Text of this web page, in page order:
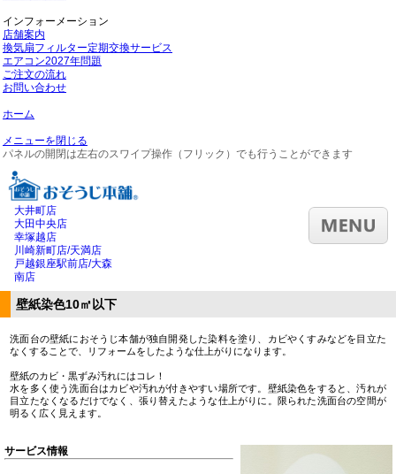
インフォーメーション
店舗案内
換気扇フィルター定期交換サービス
エアコン2027年問題
ご注文の流れ
お問い合わせ
ホーム
メニューを閉じる
パネルの開閉は左右のスワイプ操作（フリック）でも行うことができます
大井町店
大田中央店
幸塚越店
川崎新町店/天満店
戸越銀座駅前店/大森
南店
壁紙染色10㎡以下
洗面台の壁紙におそうじ本舗が独自開発した染料を塗り、カビやくすみなどを目立た
なくすることで、リフォームをしたような仕上がりになります。
壁紙のカビ・黒ずみ汚れにはコレ！
水を多く使う洗面台はカビや汚れが付きやすい場所です。壁紙染色をすると、汚れが
目立たなくなるだけでなく、張り替えたような仕上がりに。限られた洗面台の空間が
明るく広く見えます。
サービス情報